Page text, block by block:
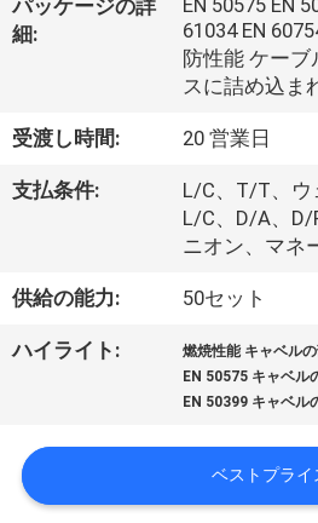
私
に
つ
工
旅
行
パッケージの詳
細:
EN 50575 EN
61034 EN
防性能 ケー
スに詰め込ま
受渡し時間: 20 営業日
支払条件:
L/C、T/T、ウ
L/C、D/A、
ニオン、マネ
供給の能力: 50セット
ハイライト: 燃焼性能 キャベル
EN 50575 キャベル
EN 50399 キャベル
ベストプライ